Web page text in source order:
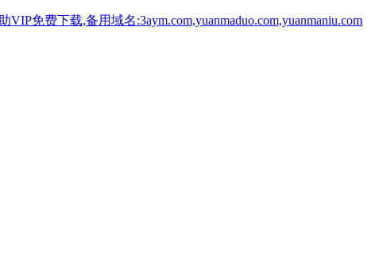
免费下载,备用域名:3aym.com,yuanmaduo.com,yuanmaniu.com